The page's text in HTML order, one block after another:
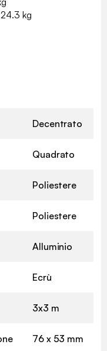
kg
Decentrato
Quadrato
Poliestere
Poliestere
Alluminio
Ecrù
3x3 m
76 x 53 mm